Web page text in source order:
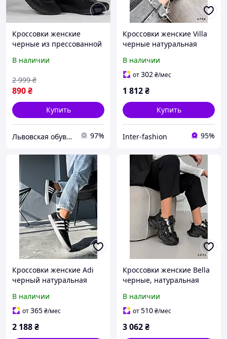
Кроссовки женские
черные из прессованной
черные)
В наличии
890₴
2 999 ₴
Купить
Львовская обувная фабрика Taha 97%
Кроссовки женские Villa
черные натуральная
В наличии
от302₴/мес
1 812₴
Купить
Inter-fashion 95%
Кроссовки женские Adi
черный натуральная
В наличии
от365₴/мес
2 188₴
Кроссовки женские Bella
черные, натуральная
В наличии
от510₴/мес
3 062₴